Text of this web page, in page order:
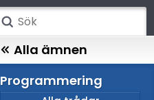
Alla ämnen
Programmering